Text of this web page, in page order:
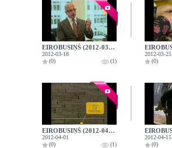
EIROBUSIŅŠ (2012-03-18)
2012-03-18
(0)
(1)
2012-03-25
(0)
EIROBUSIŅŠ (2012-04-01)
2012-04-01
(0)
(1)
2012-04-15
(0)